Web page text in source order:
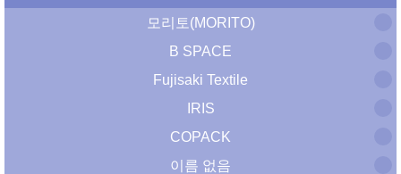
모리토(MORITO)
B SPACE
Fujisaki Textile
IRIS
COPACK
이름 없음